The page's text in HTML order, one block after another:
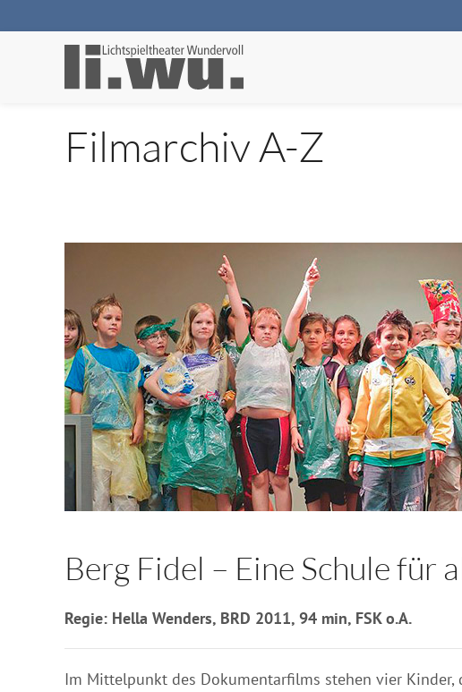
Filmarchiv A-Z
Berg Fidel – Eine Schule für
Regie: Hella Wenders, BRD 2011, 94 min, FSK o.A.
Im Mittelpunkt des Dokumentarfilms stehen vier